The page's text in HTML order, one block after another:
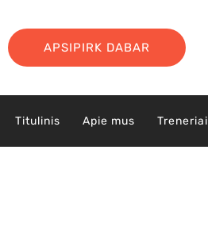
APSIPIRK DABAR
Titulinis Apie mus Treneriai